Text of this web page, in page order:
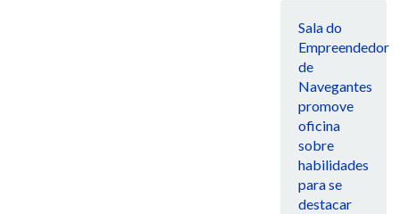
Sala do
Empreendedor
de
Navegantes
promove
oficina
sobre
habilidades
para se
destacar